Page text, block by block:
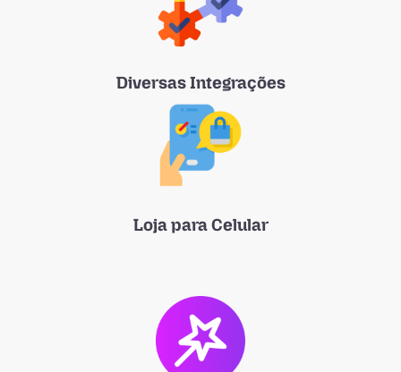
Diversas Integrações
Loja para Celular